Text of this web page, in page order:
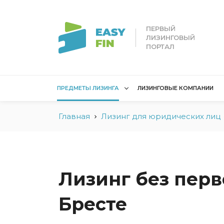
ПЕРВЫЙ
ЛИЗИНГОВЫЙ
ПОРТАЛ
ПРЕДМЕТЫ ЛИЗИНГА
Лизинг для
Грузовые автомобили
Для юридических лиц в
Коммерческий
Лизинг
Для
ЛИЗИНГОВЫЕ КОМПАНИИ
Главная Лизинг для юридических лиц
Лизинг без
Бресте